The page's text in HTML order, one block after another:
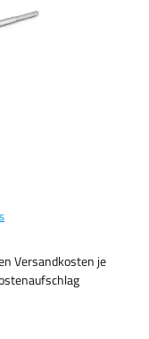
Versandkosten je